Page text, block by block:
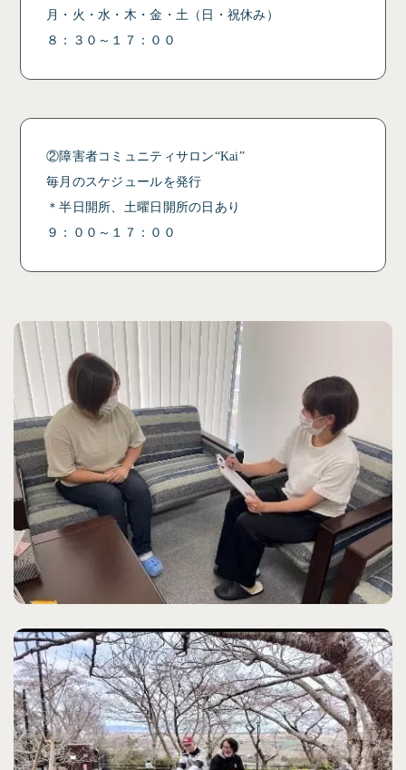
月・火・水・木・金・土（日・祝休み）
８：３０～１７：００
②障害者コミュニティサロン“Kai”
毎月のスケジュールを発行
＊半日開所、土曜日開所の日あり
９：００～１７：００